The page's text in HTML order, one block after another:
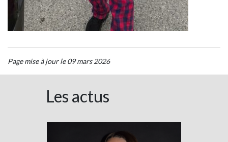
Page mise à jour le 09 mars 2026
Les actus